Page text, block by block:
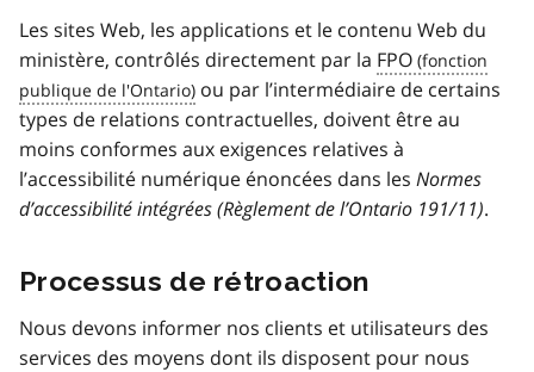
Les sites Web, les applications et le contenu Web du
ministère, contrôlés directement par la FPO
ou par l’intermédiaire de certains
types de relations contractuelles, doivent être au
moins conformes aux exigences relatives à
l’accessibilité numérique énoncées dans les Normes
d’accessibilité intégrées (Règlement de l’Ontario 191/11).
Processus de rétroaction
Nous devons informer nos clients et utilisateurs des
services des moyens dont ils disposent pour nous